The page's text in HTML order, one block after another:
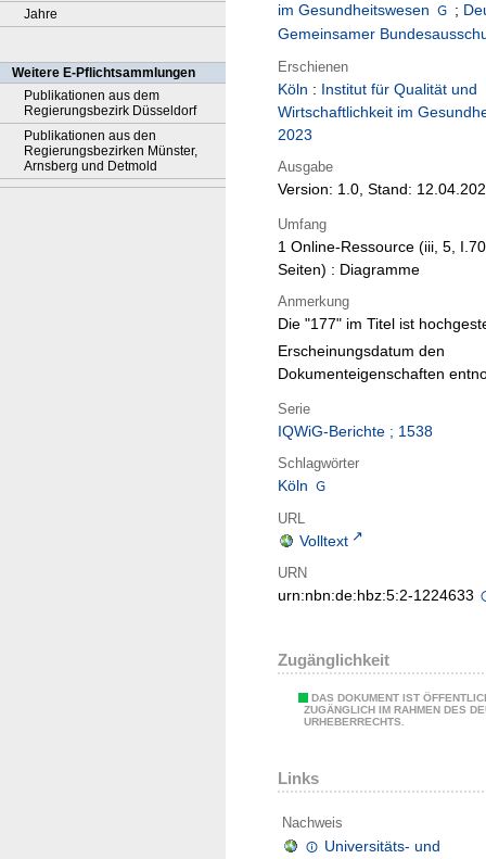
Jahre
Weitere E-Pflichtsammlungen
Publikationen aus dem
Regierungsbezirk Düsseldorf
Publikationen aus den
Regierungsbezirken Münster,
Arnsberg und Detmold
im Gesundheitswesen
;
Gemeinsamer
Erschienen
Köln : Institut für Qualität und
Wirtschaftlichkeit im
2023
Ausgabe
Version: 1.0, Stand:
Umfang
1 Online-Ressource (iii, 5,
Seiten) : Diagramme
Anmerkung
Die "177" im Titel ist
Erscheinungsdatum den
Dokumenteigenschaften
Serie
IQWiG-Berichte ; 1538
Schlagwörter
Köln
URL
Volltext
URN
urn:nbn:de:hbz:5:2-1224633
Zugänglichkeit
DAS DOKUMENT IST
ZUGÄNGLICH IM RAHMEN DES
URHEBERRECHTS.
Links
Nachweis
Universitäts- und